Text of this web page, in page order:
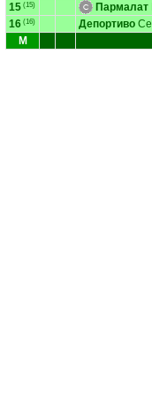
15 (15) Пармалат
16 (16) Депортиво
М